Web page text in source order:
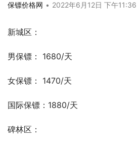
保镖价格网 • 2022年6月12日 下午11:36
新城区：
男保镖： 1680/天
女保镖： 1470/天
国际保镖：1880/天
碑林区：